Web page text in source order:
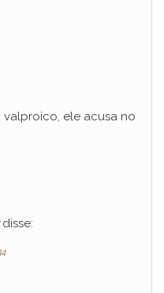
ele acusa no
disse: